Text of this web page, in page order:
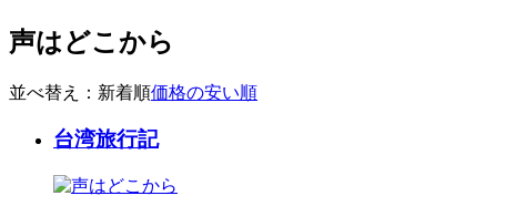
声はどこから
並べ替え： 新着順価格の安い順
台湾旅行記